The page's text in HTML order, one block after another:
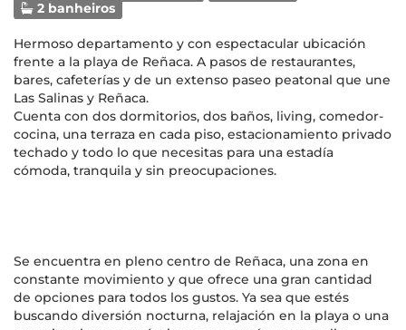
2 banheiros
Hermoso departamento y con espectacular ubicación
frente a la playa de Reñaca. A pasos de restaurantes,
bares, cafeterías y de un extenso paseo peatonal que une
Las Salinas y Reñaca.
Cuenta con dos dormitorios, dos baños, living, comedor-
cocina, una terraza en cada piso, estacionamiento privado
techado y todo lo que necesitas para una estadía
cómoda, tranquila y sin preocupaciones.
Se encuentra en pleno centro de Reñaca, una zona en
constante movimiento y que ofrece una gran cantidad
de opciones para todos los gustos. Ya sea que estés
buscando diversión nocturna, relajación en la playa o una